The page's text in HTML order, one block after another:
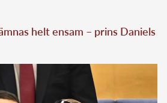
helt ensam – prins Daniels